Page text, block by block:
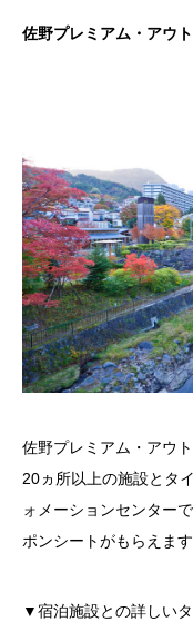
佐野プレミアム・アウ
佐野プレミアム・アウ
20ヵ所以上の施設とタ
ォメーションセンター
ポンシートがもらえます
▼宿泊施設との詳しい